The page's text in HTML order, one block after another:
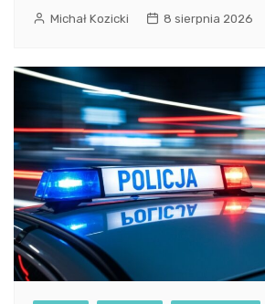
Michał Kozicki 8 sierpnia 2026